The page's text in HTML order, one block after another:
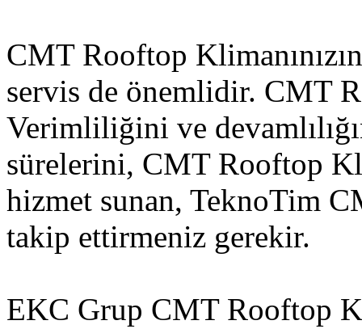
CMT Rooftop
servis de önemlidir. CMT
Verimliliğini ve
sürelerini, CMT Rooftop
hizmet sunan, TeknoTim
takip ettirmeniz gerekir.
EKC Grup CMT Rooftop